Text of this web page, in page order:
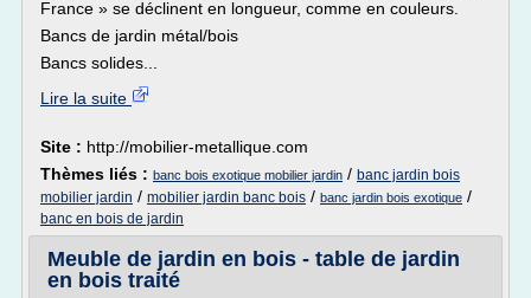
France » se déclinent en longueur, comme en couleurs.
Bancs de jardin métal/bois
Bancs solides...
Lire la suite
Site : http://mobilier-metallique.com
Thèmes liés : banc bois exotique mobilier jardin / banc jardin bois
mobilier jardin / mobilier jardin banc bois / banc jardin bois exotique /
banc en bois de jardin
Meuble de jardin en bois - table de jardin
en bois traité